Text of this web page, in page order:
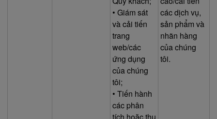
• Giám sát
và cải tiến
trang
web/các
ứng dụng
của chúng
tôi;
• Tiến hành
các phân
các dịch vụ,
sản phẩm và
nhãn hàng
của chúng
tôi.